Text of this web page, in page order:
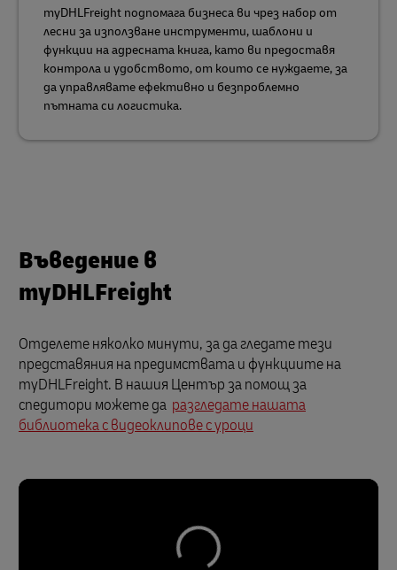
myDHLFreight подпомага бизнеса ви чрез набор от
лесни за използване инструменти, шаблони и
функции на адресната книга, като ви предоставя
контрола и удобството, от които се нуждаете, за
да управлявате ефективно и безпроблемно
пътната си логистика.
Въведение в
myDHLFreight
Отделете няколко минути, за да гледате тези
представяния на предимствата и функциите на
myDHLFreight. В нашия Център за помощ за
спедитори можете да разгледате нашата
библиотека с видеоклипове с уроци